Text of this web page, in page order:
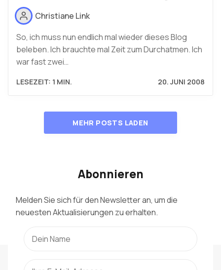
Christiane Link
So, ich muss nun endlich mal wieder dieses Blog
beleben. Ich brauchte mal Zeit zum Durchatmen. Ich
war fast zwei…
LESEZEIT: 1 MIN. 20. JUNI 2008
MEHR POSTS LADEN
Abonnieren
Melden Sie sich für den Newsletter an, um die
neuesten Aktualisierungen zu erhalten.